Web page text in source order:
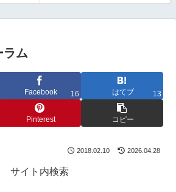
ム
Facebook 16 はてブ 13
Pinterest コピー
2018.02.10 2026.04.28
サイト内検索